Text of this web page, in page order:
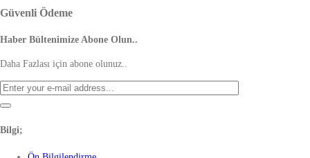
Güvenli Ödeme
Haber Bültenimize Abone Olun..
Daha Fazlası için abone olunuz..
Bilgi;